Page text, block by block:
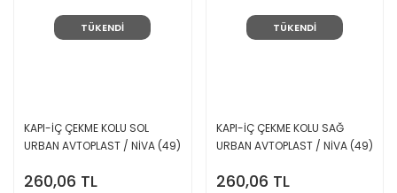
TÜKENDİ
KAPI-İÇ ÇEKME KOLU SOL
URBAN AVTOPLAST / NİVA (49)
260,06 TL
TÜKENDİ
KAPI-İÇ ÇEKME KOLU SAĞ
URBAN AVTOPLAST / NİVA (49)
260,06 TL